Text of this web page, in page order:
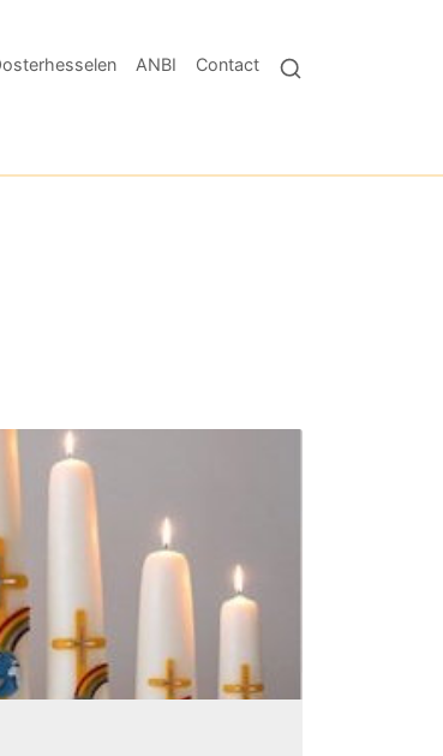
ANBI Contact